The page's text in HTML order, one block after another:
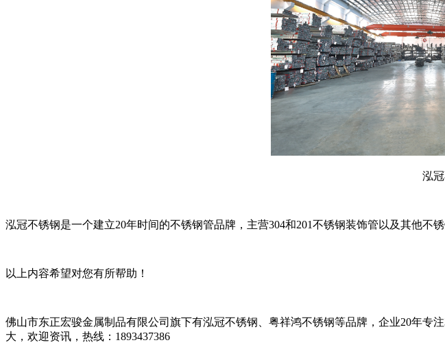
泓
泓冠不锈钢是一个建立20年时间的不锈钢管品牌，主营304和201不锈钢装饰管以及其他不
以上内容希望对您有所帮助！
佛山市东正宏骏金属制品有限公司旗下有泓冠不锈钢、粤祥鸿不锈钢等品牌，企业20年专注
大，欢迎资讯，热线：1893437386